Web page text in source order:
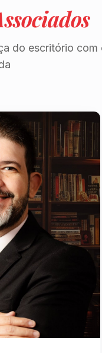
do escritório com